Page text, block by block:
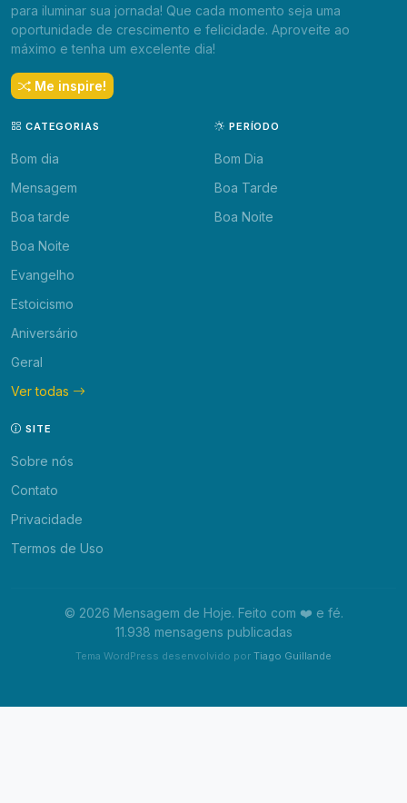
para iluminar sua jornada! Que cada momento seja uma
oportunidade de crescimento e felicidade. Aproveite ao
máximo e tenha um excelente dia!
Me inspire!
CATEGORIAS
Bom dia
Mensagem
Boa tarde
Boa Noite
Evangelho
Estoicismo
Aniversário
Geral
Ver todas
PERÍODO
Bom Dia
Boa Tarde
Boa Noite
SITE
Sobre nós
Contato
Privacidade
Termos de Uso
© 2026 Mensagem de Hoje. Feito com ❤️ e fé.
11.938 mensagens publicadas
Tema WordPress desenvolvido por Tiago Guillande